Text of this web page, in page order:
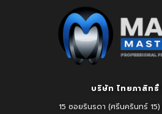
บริษัท ไทยภาสิทธิ์
15 ซอยรินรดา (ศรีนครินทร์